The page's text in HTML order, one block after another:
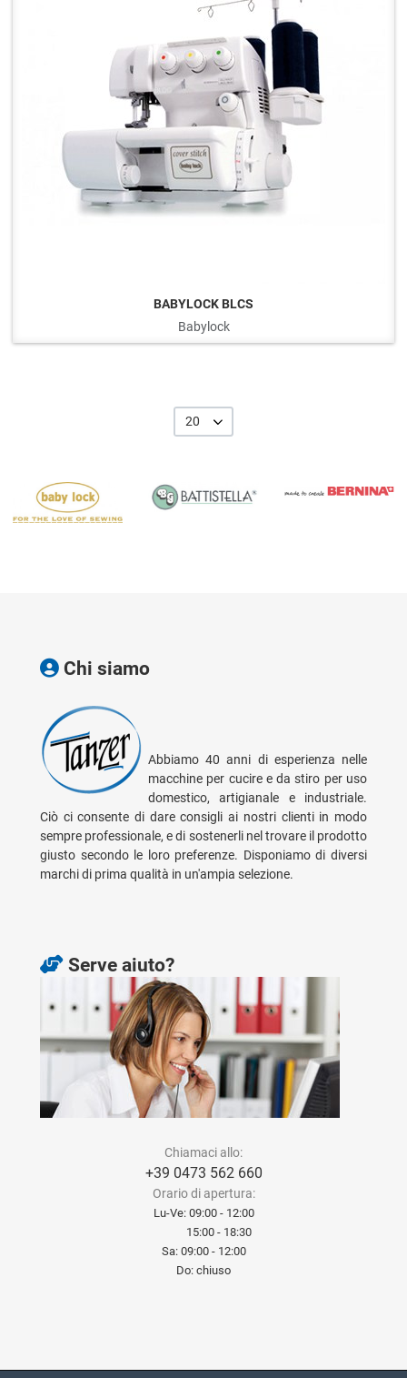
BABYLOCK BLCS
Babylock
20
Chi siamo
Abbiamo 40 anni di esperienza nelle
macchine per cucire e da stiro per uso
domestico, artigianale e industriale.
Ciò ci consente di dare consigli ai nostri clienti in modo
sempre professionale, e di sostenerli nel trovare il prodotto
giusto secondo le loro preferenze. Disponiamo di diversi
marchi di prima qualità in un'ampia selezione.
Serve aiuto?
Chiamaci allo:
+39 0473 562 660
Orario di apertura:
Lu-Ve: 09:00 - 12:00
15:00 - 18:30
Sa: 09:00 - 12:00
Do: chiuso